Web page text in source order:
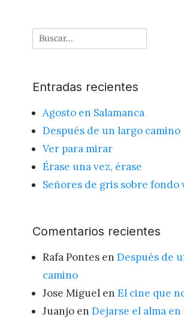
Buscar
Entradas recientes
Agosto en Salamanca
Después de un largo camino
Ver para mirar
Érase una vez, érase
Señores de gris sobre fondo
Comentarios recientes
Rafa Pontes en Después de
camino
Jose Miguel en El cine que
Juanjo en Dejarse el alma en